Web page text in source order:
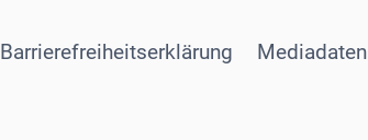
Barrierefreiheitserklärung Mediadaten